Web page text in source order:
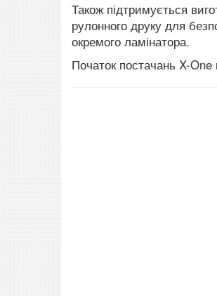
Також підтримується
рулонного друку для
окремого ламінатора.
Початок постачань X-One